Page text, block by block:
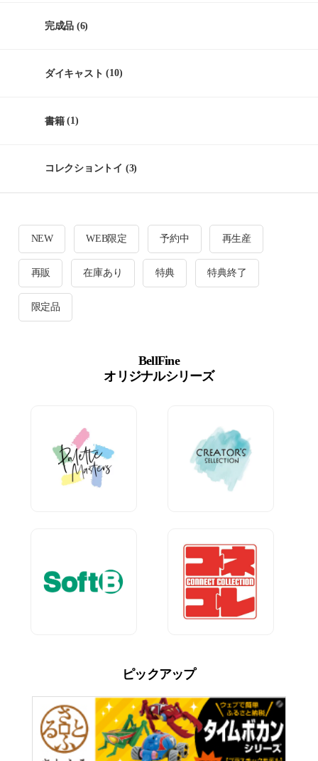
完成品 (6)
ダイキャスト (10)
書籍(1)
コレクショントイ (3)
NEW WEB限定 予約中 再生産
再販 在庫あり 特典 特典終了
限定品
BellFine
オリジナルシリーズ
ピックアップ